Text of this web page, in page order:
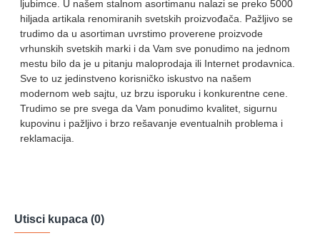
ljubimce. U našem stalnom asortimanu nalazi se preko 5000
hiljada artikala renomiranih svetskih proizvođača. Pažljivo se
trudimo da u asortiman uvrstimo proverene proizvode
vrhunskih svetskih marki i da Vam sve ponudimo na jednom
mestu bilo da je u pitanju maloprodaja ili Internet prodavnica.
Sve to uz jedinstveno korisničko iskustvo na našem
modernom web sajtu, uz brzu isporuku i konkurentne cene.
Trudimo se pre svega da Vam ponudimo kvalitet, sigurnu
kupovinu i pažljivo i brzo rešavanje eventualnih problema i
reklamacija.
Utisci kupaca (0)